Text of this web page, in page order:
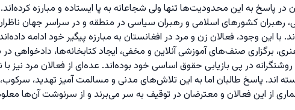
در پاسخ به این محدودیت‌ها تنها ولی شجاعانه به پا ایستاده و مبارزه
رهبران کشورهای اسلامی و رهبران سیاسی در منطقه و در سراسر جهان
با این وجود، فعالان زن و مرد در افغانستان به مبارزه پیگیر خود ادامه
هنری، برگزاری صنف‌های آموزشی آنلاین و مخفی، ایجاد کتابخانه‌ها، دادخواهی
در پی بازیابی حقوق اساسی خود بوده‌اند. عده‌ای از فعالان مرد نیز
اند. پاسخ طالبان اما به این تلاش‌های مدنی و مسالمت آمیز تهدید،
از این فعالان و معترضان در توقیف به سر می‌برند و از سرنوشت آن‌ها